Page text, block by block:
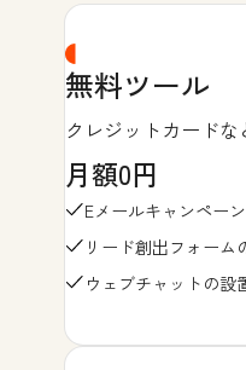
無料ツール
クレジットカード
月額0円
Eメールキャンペー
リード創出フォーム
ウェブチャットの設